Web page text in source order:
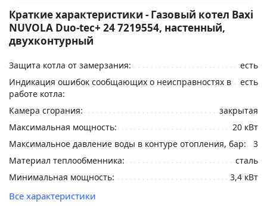
Краткие характеристики - Газовый котел Baxi
NUVOLA Duo-tec+ 24 7219554, настенный,
двухконтурный
Защита котла от замерзания:
есть
Индикация ошибок сообщающих о неисправностях в
работе котла:
есть
Камера сгорания:
закрытая
Максимальная мощность:
20 кВт
Максимальное давление воды в контуре отопления, бар:
3
Материал теплообменника:
сталь
Минимальная мощность:
3,4 кВт
Все характеристики